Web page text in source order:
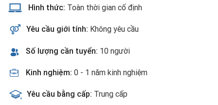
Hình thức: Toàn thời gian cố định
Yêu cầu giới tính: Không yêu cầu
Số lượng cần tuyển: 10 người
Kinh nghiệm: 0 - 1 năm kinh nghiệm
Yêu cầu bằng cấp: Trung cấp